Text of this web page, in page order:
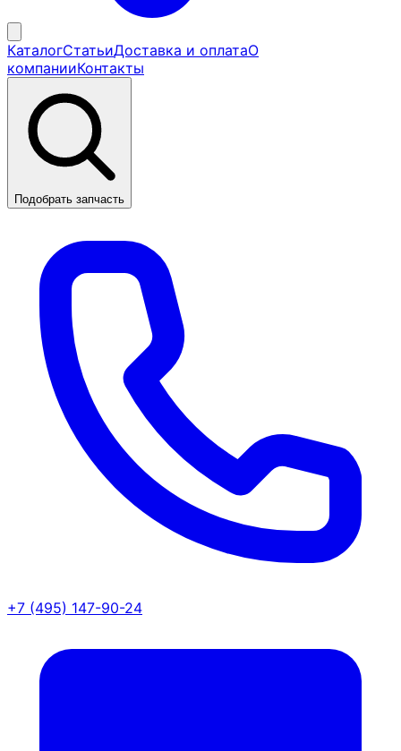
КаталогСтатьиДоставка и оплатаО
компанииКонтакты
Подобрать запчасть
+7 (495) 147-90-24